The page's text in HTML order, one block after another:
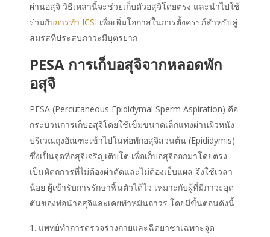
ผ่านอสุจิ วิธีเหล่านี้จะช่วยเก็บตัวอสุจิโดยตรง และนำไปใช้
ร่วมกับการทำ ICSI เพื่อเพิ่มโอกาสในการตั้งครรภ์สำหรับคู่
สมรสที่ประสบภาวะมีบุตรยาก
PESA การเก็บอสุจิจากหลอดพัก
อสุจิ
PESA (Percutaneous Epididymal Sperm Aspiration) คือ
กระบวนการเก็บอสุจิโดยใช้เข็มขนาดเล็กแทงผ่านผิวหนัง
บริเวณถุงอัณฑะเข้าไปในท่อพักอสุจิส่วนต้น (Epididymis)
ซึ่งเป็นจุดที่อสุจิเจริญเติบโต เพื่อเก็บอสุจิออกมาโดยตรง
เป็นหัตถการที่ไม่ต้องผ่าตัดและไม่ต้องเย็บแผล จึงใช้เวลา
น้อย ผู้เข้ารับการรักษาฟื้นตัวได้ไว เหมาะกับผู้ที่มีภาวะอุด
ตันของท่อนำอสุจิและเคยทำหมันถาวร โดยมีขั้นตอนดังนี้
แพทย์ทำการตรวจร่างกายและฉีดยาชาเฉพาะจุด